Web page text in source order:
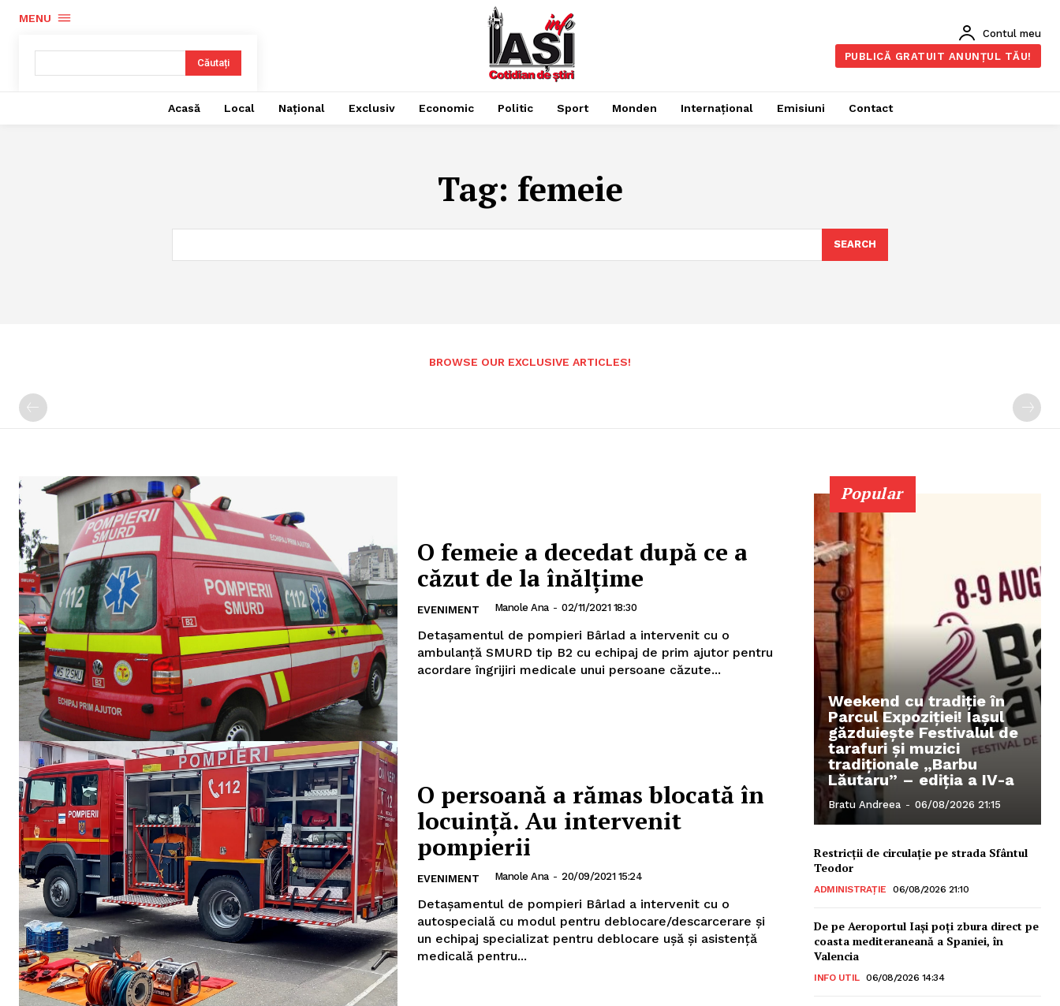
MENU
Căutați
Contul meu
PUBLICĂ GRATUIT ANUNȚUL TĂU!
Acasă Local Național Exclusiv Economic Politic Sport Monden Internațional Emisiuni Contact
Tag: femeie
SEARCH
BROWSE OUR EXCLUSIVE ARTICLES!
O femeie a decedat după ce a
căzut de la înălțime
EVENIMENT Manole Ana - 02/11/2021 18:30
Detașamentul de pompieri Bârlad a intervenit cu o
ambulanță SMURD tip B2 cu echipaj de prim ajutor pentru
acordare îngrijiri medicale unui persoane căzute...
O persoană a rămas blocată în
locuință. Au intervenit
pompierii
EVENIMENT Manole Ana - 20/09/2021 15:24
Detașamentul de pompieri Bârlad a intervenit cu o
autospecială cu modul pentru deblocare/descarcerare și
un echipaj specializat pentru deblocare ușă și asistență
medicală pentru...
Popular
Weekend cu tradiție în
Parcul Expoziției! Iașul
găzduiește Festivalul de
tarafuri și muzici
tradiționale „Barbu
Lăutaru” – ediția a IV-a
Bratu Andreea - 06/08/2026 21:15
Restricții de circulație pe strada Sfântul
Teodor
ADMINISTRAȚIE 06/08/2026 21:10
De pe Aeroportul Iași poți zbura direct pe
coasta mediteraneană a Spaniei, în
Valencia
INFO UTIL 06/08/2026 14:34